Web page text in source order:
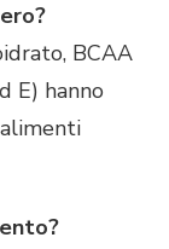
BCAA
E) hanno